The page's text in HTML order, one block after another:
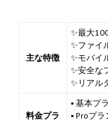
主な特徴
✨最大
✨ファイ
✨モバイ
✨安全な
✨リアル
料金プラ
▪ 基本プ
▪ Proプ